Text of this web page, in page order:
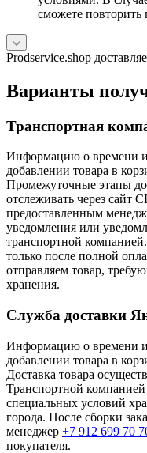
сможете повторить
Prodservice.shop
Варианты
Транспортная
Информацию о времени
добавлении товара в
Промежуточные этапы
отслеживать через сайт
предоставленным
уведомления или
транспортной
только после полной
отправляем товар,
хранения.
Служба доставки
Информацию о времени
добавлении товара в
Доставка товара
Транспортной
специальных условий
города. После сборки
менеджер +7 912 699 70
покупателя.